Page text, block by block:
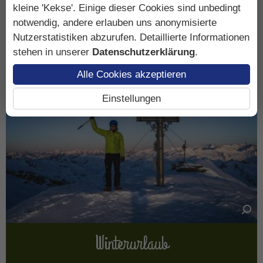
Weiterlesen ...
Winterurlaub
kleine 'Kekse'. Einige dieser Cookies sind unbedingt
notwendig, andere erlauben uns anonymisierte
Nutzerstatistiken abzurufen. Detaillierte Informationen
stehen in unserer Datenschutzerklärung.
Alle Cookies akzeptieren
Einstellungen